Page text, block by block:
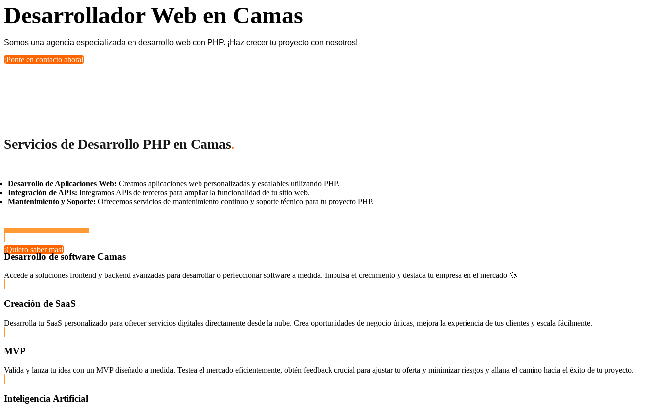
Desarrollador Web en Camas
Somos una agencia especializada en desarrollo web con PHP. ¡Haz crecer tu proyecto con nosotros!
¡Ponte en contacto ahora!
Servicios de Desarrollo PHP en Camas.
Desarrollo de Aplicaciones Web: Creamos aplicaciones web personalizadas y escalables utilizando PHP.
Integración de APIs: Integramos APIs de terceros para ampliar la funcionalidad de tu sitio web.
Mantenimiento y Soporte: Ofrecemos servicios de mantenimiento continuo y soporte técnico para tu proyecto PHP.
¡Quiero saber mas!
Desarrollo de software Camas
Accede a soluciones frontend y backend avanzadas para desarrollar o perfeccionar software a medida. Impulsa el crecimiento y destaca tu empresa en el mercado 🚀
Creación de SaaS
Desarrolla tu SaaS personalizado para ofrecer servicios digitales directamente desde la nube. Crea oportunidades de negocio únicas, mejora la experiencia de tus clientes y escala fácilmente.
MVP
Valida y lanza tu idea con un MVP diseñado a medida. Testea el mercado eficientemente, obtén feedback crucial para ajustar tu oferta y minimizar riesgos y allana el camino hacia el éxito de tu proyecto.
Inteligencia Artificial